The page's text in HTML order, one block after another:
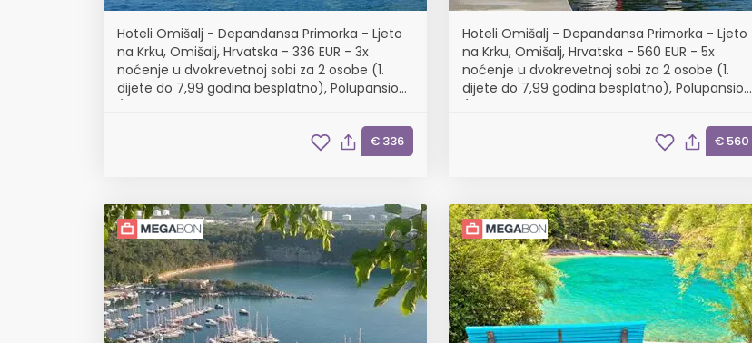
Hoteli Omišalj - Depandansa Primorka - Ljeto
na Krku, Omišalj, Hrvatska - 336 EUR - 3x
noćenje u dvokrevetnoj sobi za 2 osobe (1.
dijete do 7,99 godina besplatno), Polupansion
€ 336
Hoteli Omišalj - Depandansa Primorka - Ljeto
na Krku, Omišalj, Hrvatska - 560 EUR - 5x
noćenje u dvokrevetnoj sobi za 2 osobe (1.
dijete do 7,99 godina besplatno), Polupansion
€ 560